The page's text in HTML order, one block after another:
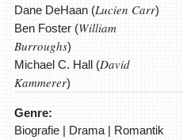
Dane DeHaan (Lucien Carr)
Ben Foster (William
Burroughs)
Michael C. Hall (David
Kammerer)
Genre:
Biografie | Drama | Romantik